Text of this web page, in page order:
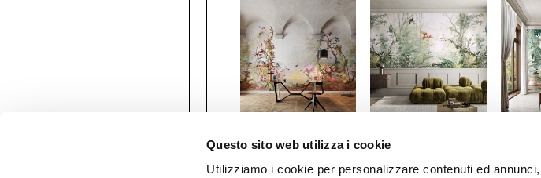
Questo sito web utilizza i cookie
Utilizziamo i cookie per personalizzare contenuti ed
Gio Bressana x
Inkiostro Bianco
Gio Bressana x
Inkiostro Bianco